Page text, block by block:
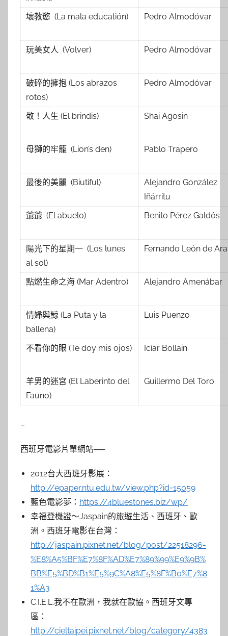
壞教慾 (La mala educatión)
Pedro Almodóvar
玩美女人 (Volver) Pedro Almodóvar
破碎的擁抱 (Los abrazos
rotos)
Pedro Almodóvar
敬！人生 (El brindis) Shai Agosin
母獅的牢籠 (Lion’s den) Pablo Trapero
最後的美麗 (Biutiful)
Alejandro González
Iñárritu
爺爺 (El abuelo)
Benito Pérez Galdós
陽光下的星期一 (Los lunes
al sol)
Fernando León de
點燃生命之海 (Mar Adentro) Alejandro Amenábar
情婦與鯨 (La Puta y la
ballena)
Luis Puenzo
不看你的眼 (Te doy mis ojos) Icíar Bollain
羊男的迷宮 (El Laberinto del
Fauno)
Guillermo Del Toro
–
西班牙電影片單網站──
2012台大西班牙影展：
http://epaper.ntu.edu.tw/view.php?id=15059
藍色電影夢： https://4bluestones.biz/wp/
幸福登機證～Jaspain的旅遊生活、西班牙、歐
洲。西班牙電影在台灣：
http://jaspain.pixnet.net/blog/post/22518296-
%E8%A5%BF%E7%8F%AD%E7%89%99%E9%9B%
BB%E5%BD%B1%E5%9C%A8%E5%8F%B0%E7%8
1%A3
C.I.E.L.我不在歐洲，我就在歐協。西班牙文專
區：
http://cieltaipei.pixnet.net/blog/category/4383